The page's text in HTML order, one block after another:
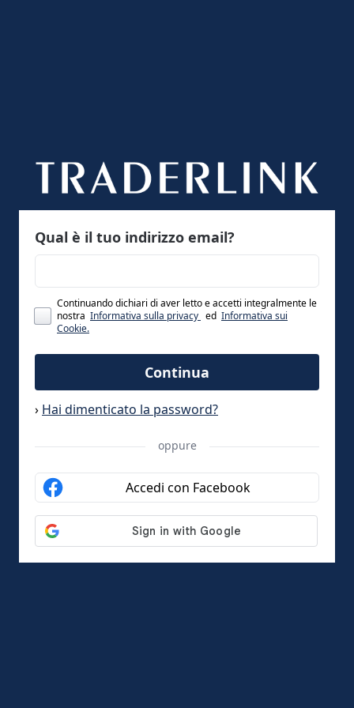
Qual è il tuo indirizzo email?
Continuando dichiari di aver letto e accetti integralmente le
nostra Informativa sulla privacy ed Informativa sui
Cookie.
Continua
› Hai dimenticato la password?
oppure
Accedi con Facebook